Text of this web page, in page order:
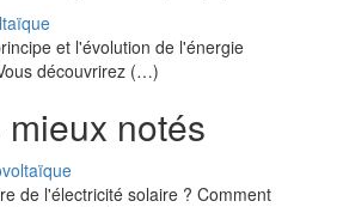
et l'évolution de l'énergie
découvrirez (…)
notés
de l'électricité solaire ? Comment